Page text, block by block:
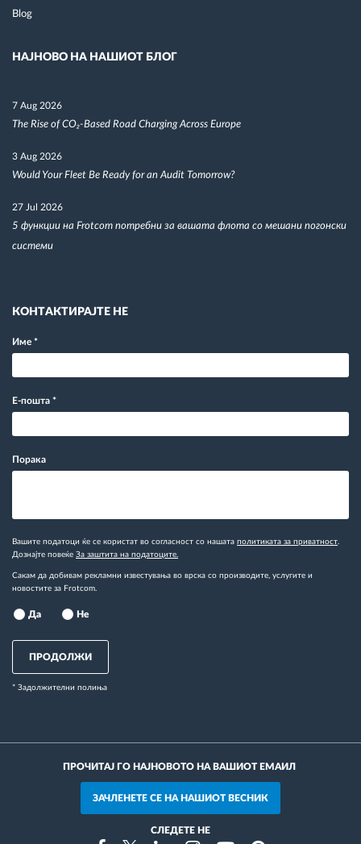
Blog
НАЈНОВО НА НАШИОТ БЛОГ
7 Aug 2026
The Rise of CO₂-Based Road Charging Across Europe
3 Aug 2026
Would Your Fleet Be Ready for an Audit Tomorrow?
27 Jul 2026
5 функции на Frotcom потребни за вашата флота со мешани погонски
системи
КОНТАКТИРАЈТЕ НЕ
Име *
Е-пошта *
Порака
Вашите податоци ќе се користат во согласност со нашата политиката за приватност
Дознајте повеќе За заштита на податоците.
Сакам да добивам рекламни известувања во врска со производите, услугите и
новостите за Frotcom.
Да Не
ПРОДОЛЖИ
* Задолжителни полиња
ПРОЧИТАЈ ГО НАЈНОВОТО НА ВАШИОТ ЕМАИЛ
ЗАЧЛЕНЕТЕ СЕ НА НАШИОТ ВЕСНИК
СЛЕДЕТЕ НЕ